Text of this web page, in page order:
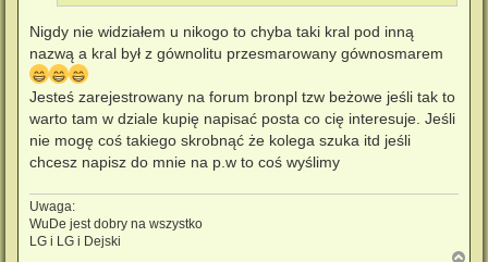
Nigdy nie widziałem u nikogo to chyba taki kral pod inną
nazwą a kral był z gównolitu przesmarowany gównosmarem
Jesteś zarejestrowany na forum bronpl tzw beżowe jeśli tak to
warto tam w dziale kupię napisać posta co cię interesuje. Jeśli
nie mogę coś takiego skrobnąć że kolega szuka itd jeśli
chcesz napisz do mnie na p.w to coś wyślimy
Uwaga:
WuDe jest dobry na wszystko
LG i LG i Dejski